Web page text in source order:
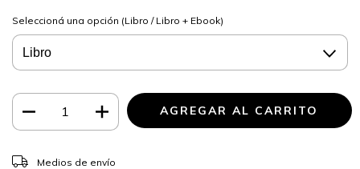
Seleccioná una opción (Libro / Libro + Ebook)
Entregas para el CP:
Medios de envío